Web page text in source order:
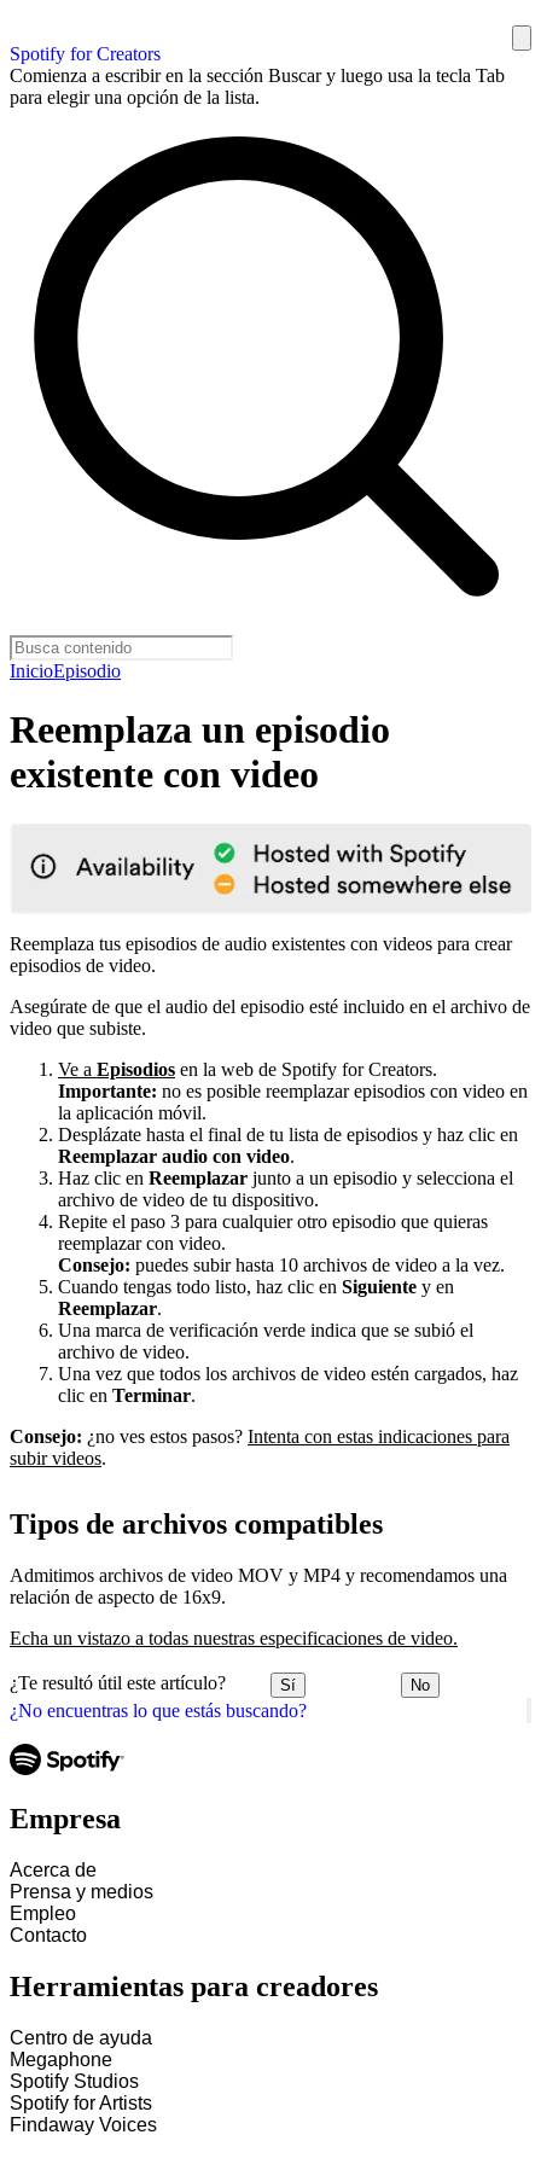
Spotify for Creators
Comienza a escribir en la sección Buscar y luego usa la tecla Tab
para elegir una opción de la lista.
InicioEpisodio
¿No encuentras lo que estás buscando?
Reemplaza un episodio
existente con video
Reemplaza tus episodios de audio existentes con videos para crear
episodios de video.
Asegúrate de que el audio del episodio esté incluido en el archivo de
video que subiste.
Ve a Episodios en la web de Spotify for Creators.
Importante: no es posible reemplazar episodios con video en
la aplicación móvil.
Desplázate hasta el final de tu lista de episodios y haz clic en
Reemplazar audio con video.
Haz clic en Reemplazar junto a un episodio y selecciona el
archivo de video de tu dispositivo.
Repite el paso 3 para cualquier otro episodio que quieras
reemplazar con video.
Consejo: puedes subir hasta 10 archivos de video a la vez.
Cuando tengas todo listo, haz clic en Siguiente y en
Reemplazar.
Una marca de verificación verde indica que se subió el
archivo de video.
Una vez que todos los archivos de video estén cargados, haz
clic en Terminar.
Consejo: ¿no ves estos pasos? Intenta con estas indicaciones para
subir videos.
Tipos de archivos compatibles
Admitimos archivos de video MOV y MP4 y recomendamos una
relación de aspecto de 16x9.
Echa un vistazo a todas nuestras especificaciones de video.
¿Te resultó útil este artículo? Sí No
Empresa
Acerca de
Prensa y medios
Empleo
Contacto
Herramientas para creadores
Centro de ayuda
Megaphone
Spotify Studios
Spotify for Artists
Findaway Voices